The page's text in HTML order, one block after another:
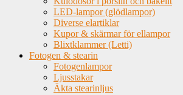
LED-lampor (glödlampor)
Diverse elartiklar
Kupor & skärmar för ellampor
Blixtklammer (Letti)
Fotogen & stearin
Fotogenlampor
Ljusstakar
Äkta stearinljus